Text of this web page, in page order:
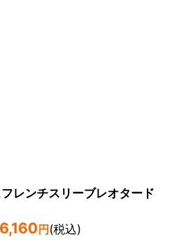
フレンチスリーブレオタード
6,160 円 (税込)